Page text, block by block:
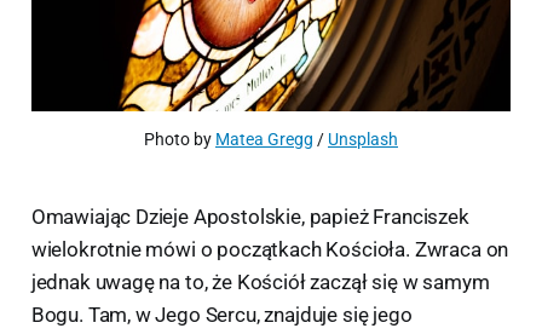
Photo by Matea Gregg / Unsplash
Omawiając Dzieje Apostolskie, papież Franciszek
wielokrotnie mówi o początkach Kościoła. Zwraca on
jednak uwagę na to, że Kościół zaczął się w samym
Bogu. Tam, w Jego Sercu, znajduje się jego